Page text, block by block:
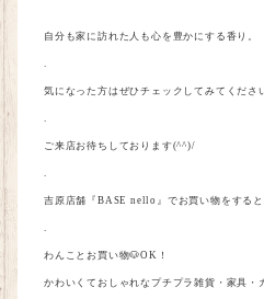
自分も家に訪れた人も心を豊かにする香り。
.
気になった方はぜひチェックしてみてくださ
.
ご来店お待ちしております(^^)/
.
吉原店舗 『BASEnello 』 でお買い物をする
.
わんことお買い物🐶OK ！
かわいくておしゃれなプチプラ雑貨・家具・